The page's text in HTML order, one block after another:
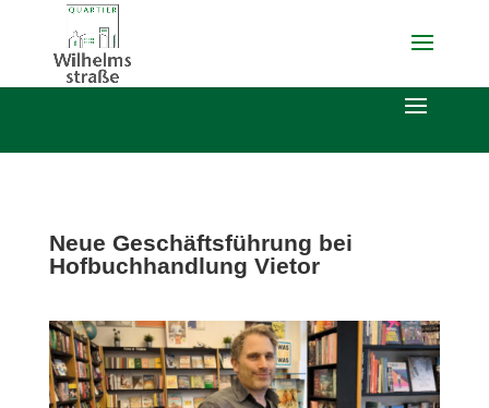
Neue Geschäftsführung bei
Hofbuchhandlung Vietor